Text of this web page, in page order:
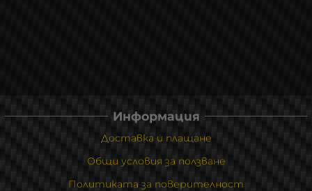
Информация
Доставка и плащане
Общи условия за ползване
Политиката за поверителност